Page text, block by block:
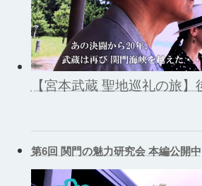
【宮本武蔵 聖地巡礼の旅】
第6回 関門の魅力研究会 本編公開中